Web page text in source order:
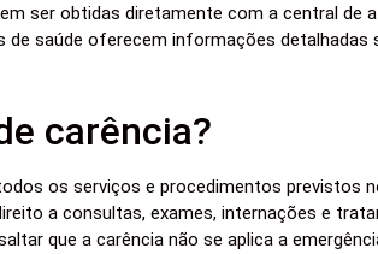
ser obtidas diretamente com a central de
saúde oferecem informações detalhadas
carência?
os serviços e procedimentos previstos
a consultas, exames, internações e
que a carência não se aplica a